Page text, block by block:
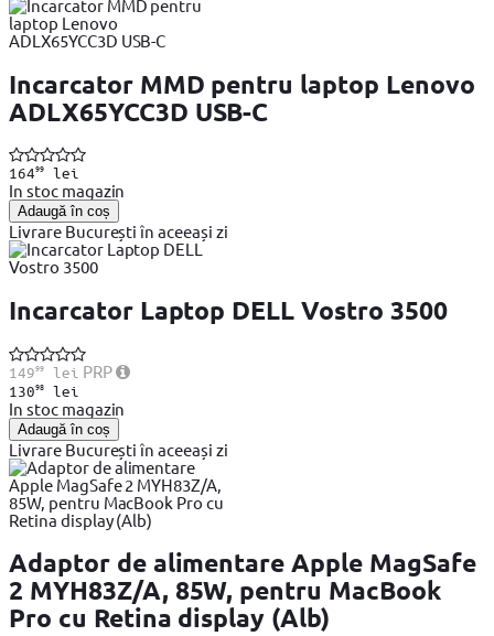
Incarcator MMD pentru laptop Lenovo
ADLX65YCC3D USB-C
16499lei
In stoc magazin
Adaugă în coș
Livrare București în aceeași zi
Incarcator Laptop DELL Vostro 3500
14999lei PRP
13098lei
In stoc magazin
Adaugă în coș
Livrare București în aceeași zi
Adaptor de alimentare Apple MagSafe
2 MYH83Z/A, 85W, pentru MacBook
Pro cu Retina display (Alb)